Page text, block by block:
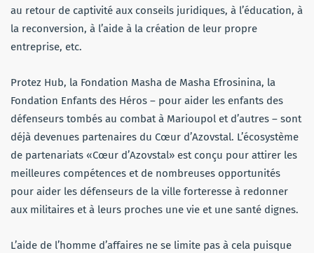
au retour de captivité aux conseils juridiques, à l’éducation, à
la reconversion, à l’aide à la création de leur propre
entreprise, etc.
Protez Hub, la Fondation Masha de Masha Efrosinina, la
Fondation Enfants des Héros – pour aider les enfants des
défenseurs tombés au combat à Marioupol et d’autres – sont
déjà devenues partenaires du Cœur d’Azovstal. L’écosystème
de partenariats «Cœur d’Azovstal» est conçu pour attirer les
meilleures compétences et de nombreuses opportunités
pour aider les défenseurs de la ville forteresse à redonner
aux militaires et à leurs proches une vie et une santé dignes.
L’aide de l’homme d’affaires ne se limite pas à cela puisque